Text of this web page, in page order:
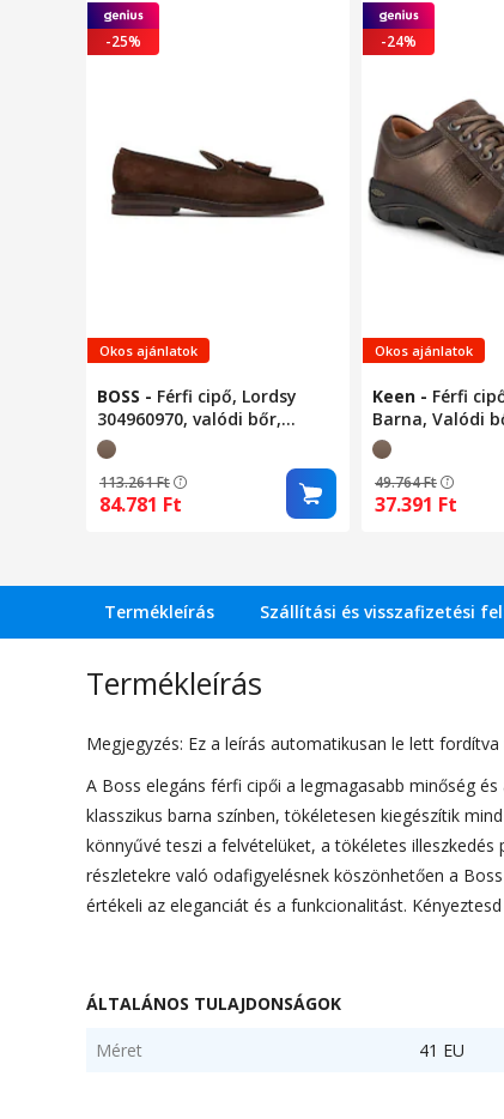
-25%
Okos ajánlatok
BOSS - Férfi cipő, Lordsy
304960970, valódi bőr,
barna, 41 EU
113.261Ft
84.781 Ft
-24%
Okos ajánlatok
Keen - Férfi
Barna, Valódi
49.764Ft
37.391 Ft
Termékleírás Szállítási és visszafizetési
Termékleírás
Megjegyzés: Ez a leírás automatikusan le lett fordítva
A Boss elegáns férfi cipői a legmagasabb minőség
klasszikus barna színben, tökéletesen kiegészítik
könnyűvé teszi a felvételüket, a tökéletes
részletekre való odafigyelésnek köszönhetően a
értékeli az eleganciát és a funkcionalitást.
ÁLTALÁNOS TULAJDONSÁGOK
Méret 41 EU